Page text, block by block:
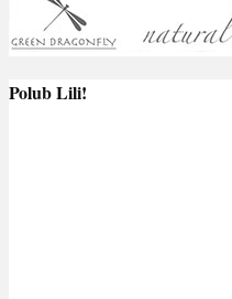
Polub Lili!